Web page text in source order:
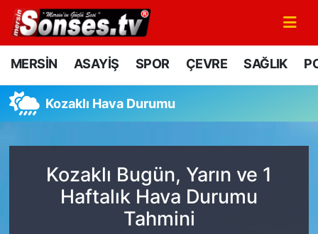
MERSİN ASAYİŞ SPOR ÇEVRE SAĞLIK
Kozaklı Hava Durumu
Kozaklı Bugün, Yarın ve 1
Haftalık Hava Durumu
Tahmini
MERSİN
DÜNYA
Mersin Nöbetçi Eczaneler
Mersin Trafik Yoğunluk Haritası
Süper Lig Puan Durumu ve Fikstür